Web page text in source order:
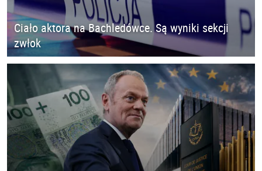
Ciało aktora na Bachledówce. Są wyniki sekcji
zwłok